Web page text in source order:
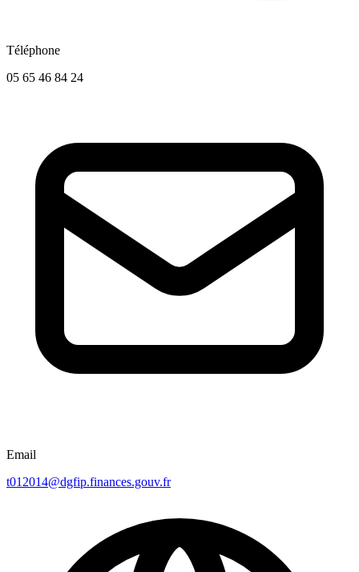
Téléphone
05 65 46 84 24
Email
t012014@dgfip.finances.gouv.fr